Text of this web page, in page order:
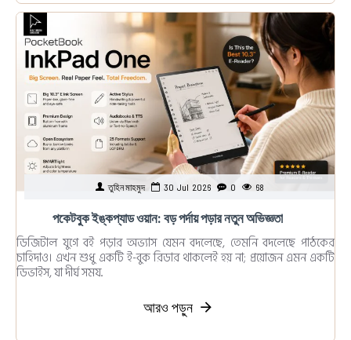
তুহিন মাহমুদ 30 Jul 2026 0 68
পকেটবুক ইঙ্কপ্যাড ওয়ান: বড় পর্দায় পড়ার নতুন অভিজ্ঞতা
ডিজিটাল যুগে বই পড়ার অভ্যাস যেমন বদলেছে, তেমনি বদলেছে পাঠকের
চাহিদাও। এখন শুধু একটি ই-বুক রিডার থাকলেই হয় না; প্রয়োজন এমন একটি
ডিভাইস, যা দীর্ঘ সময..
আরও পড়ুন